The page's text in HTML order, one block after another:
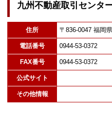
九州不動産取引センタ
住所 〒836-0047 福岡
電話番号 0944-53-0372
FAX番号 0944-53-0372
公式サイト
その他情報